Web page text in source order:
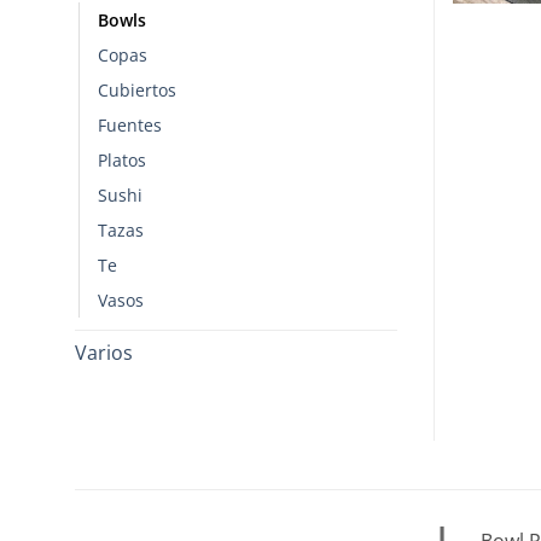
Bowls
Copas
Cubiertos
Fuentes
Platos
Sushi
Tazas
Te
Vasos
Varios